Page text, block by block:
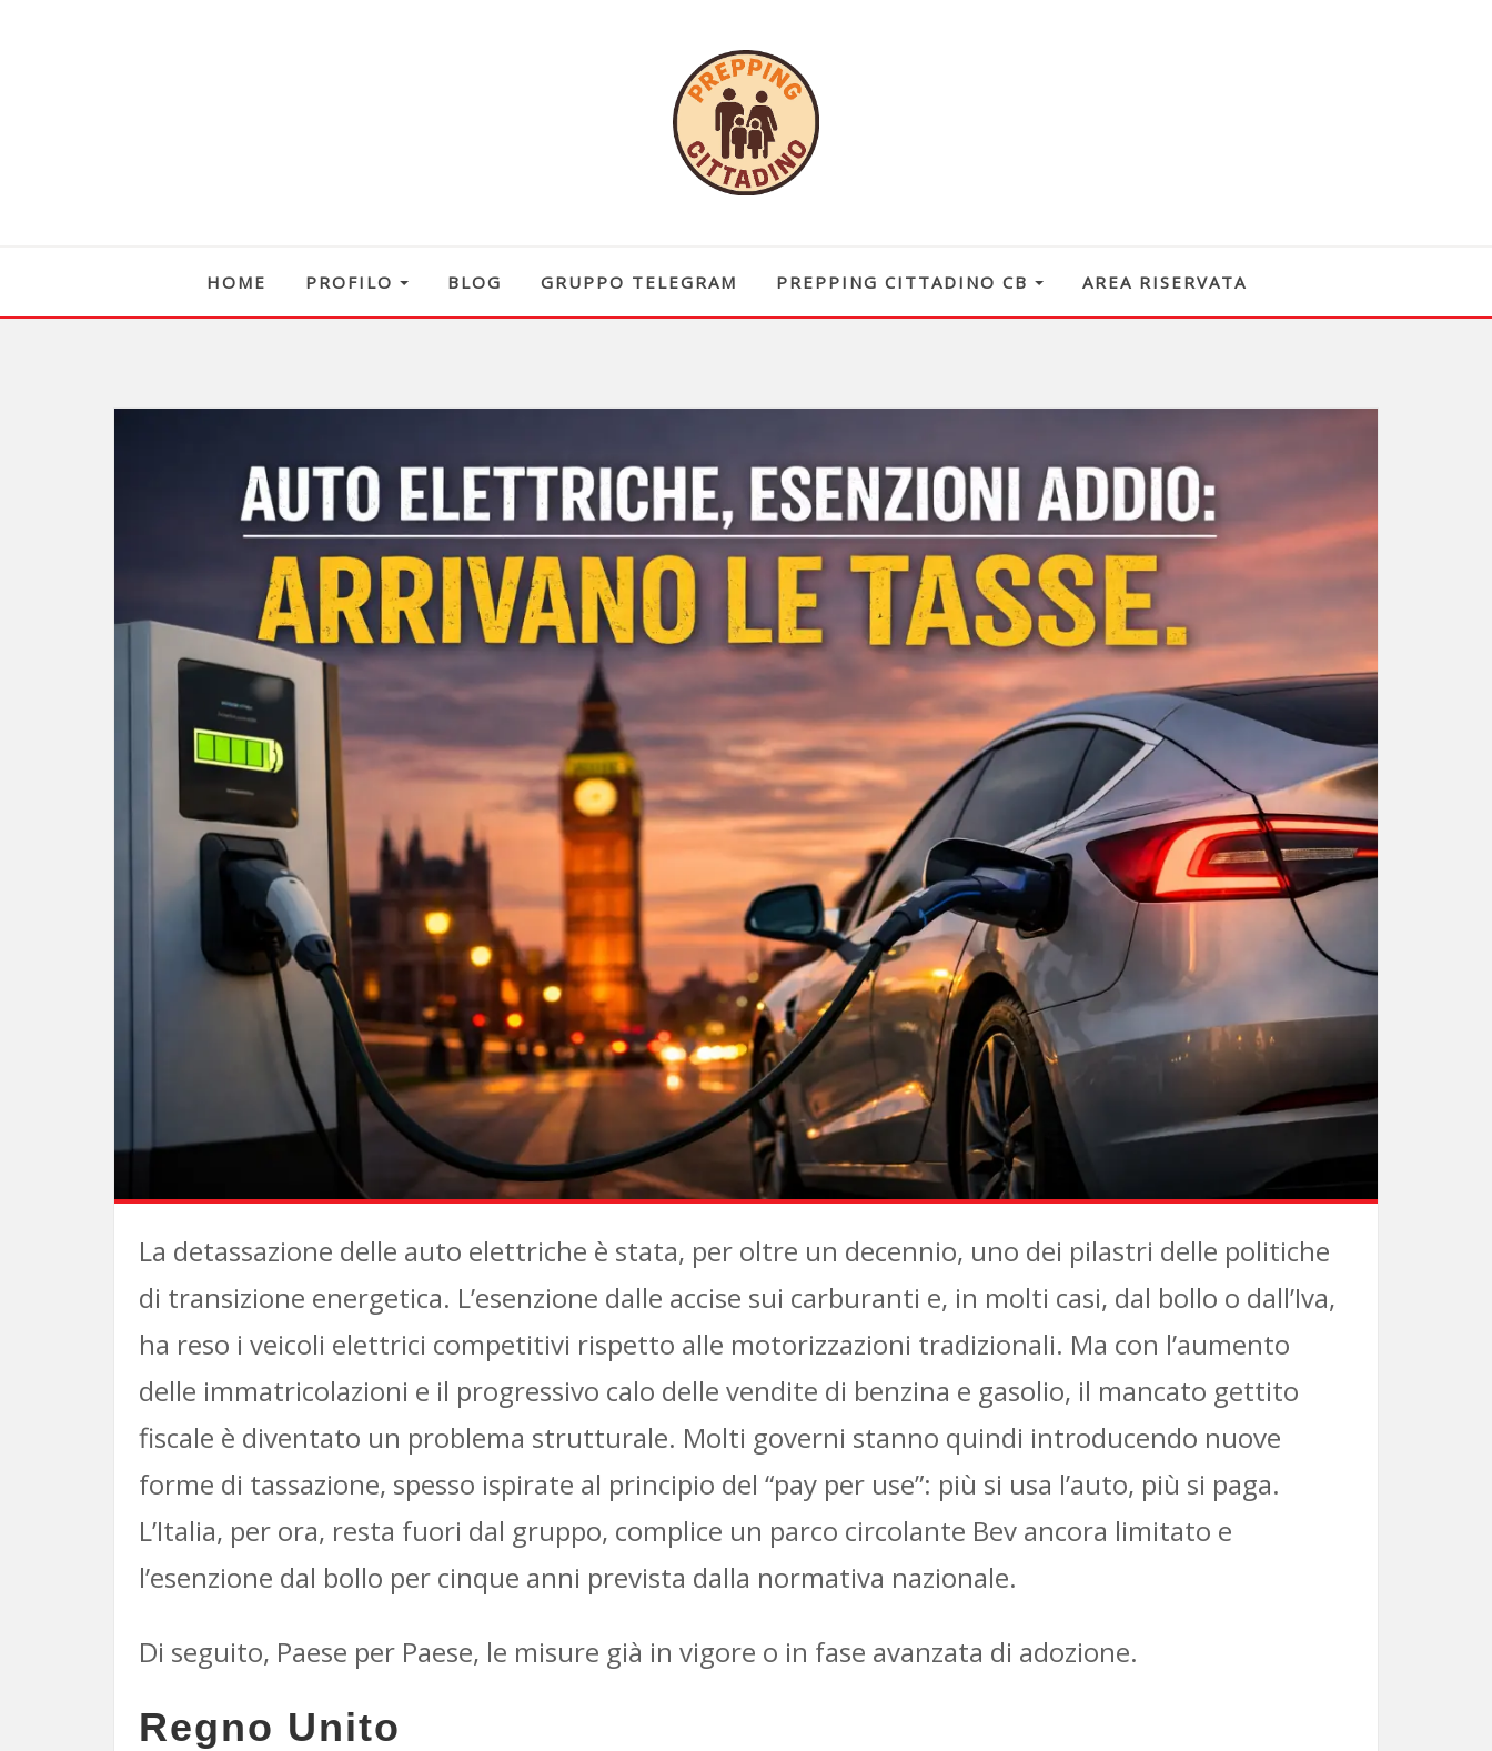
HOME PROFILO BLOG GRUPPO TELEGRAM PREPPING CITTADINO CB AREA RISERVATA
La detassazione delle auto elettriche è stata, per oltre un decennio, uno dei pilastri delle politiche
di transizione energetica. L’esenzione dalle accise sui carburanti e, in molti casi, dal bollo o dall’Iva,
ha reso i veicoli elettrici competitivi rispetto alle motorizzazioni tradizionali. Ma con l’aumento
delle immatricolazioni e il progressivo calo delle vendite di benzina e gasolio, il mancato gettito
fiscale è diventato un problema strutturale. Molti governi stanno quindi introducendo nuove
forme di tassazione, spesso ispirate al principio del “pay per use”: più si usa l’auto, più si paga.
L’Italia, per ora, resta fuori dal gruppo, complice un parco circolante Bev ancora limitato e
l’esenzione dal bollo per cinque anni prevista dalla normativa nazionale.
Di seguito, Paese per Paese, le misure già in vigore o in fase avanzata di adozione.
Regno Unito